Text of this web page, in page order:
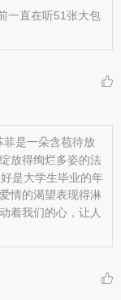
一直在听51张大包
菲是一朵含苞待放
放得绚烂多姿的法
是大学生毕业的年
情的渴望表现得淋
着我们的心，让人